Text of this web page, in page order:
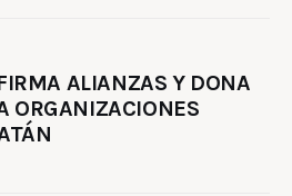
ALIANZAS Y DONA
ORGANIZACIONES